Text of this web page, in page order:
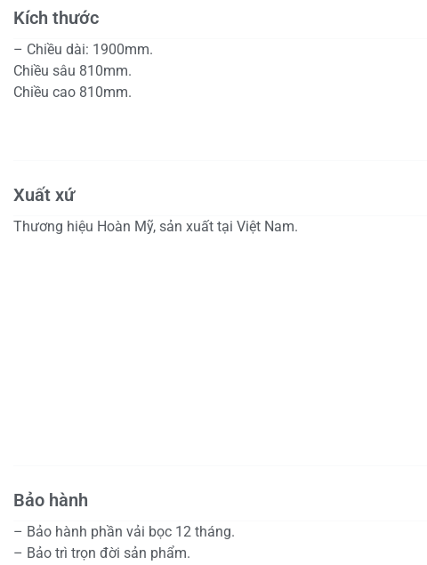
Kích thước
– Chiều dài: 1900mm.
Chiều sâu 810mm.
Chiều cao 810mm.
Xuất xứ
Thương hiệu Hoàn Mỹ, sản xuất tại Việt Nam.
Bảo hành
– Bảo hành phần vải bọc 12 tháng.
– Bảo trì trọn đời sản phẩm.